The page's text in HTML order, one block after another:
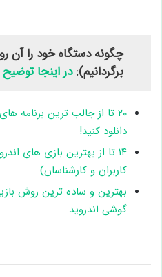
چگونه دستگاه خود را آن
برگردانیم):در اینجا توضیح
۲۰ تا از جالب ترین برنامه
دانلود کنید!
۱۴ تا از بهترین بازی های
کاربران و کارشناسان)
بهترین و ساده ترین روش
گوشی اندروید